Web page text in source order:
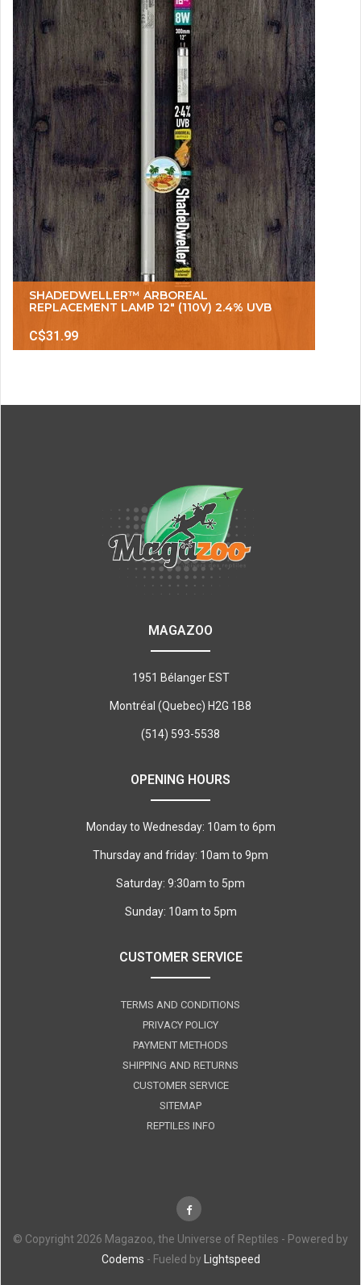
SHADEDWELLER™ ARBOREAL
REPLACEMENT LAMP 12" (110V) 2.4% UVB
C$31.99
MAGAZOO
1951 Bélanger EST
Montréal (Quebec) H2G 1B8
(514) 593-5538
OPENING HOURS
Monday to Wednesday: 10am to 6pm
Thursday and friday: 10am to 9pm
Saturday: 9:30am to 5pm
Sunday: 10am to 5pm
CUSTOMER SERVICE
TERMS AND CONDITIONS
PRIVACY POLICY
PAYMENT METHODS
SHIPPING AND RETURNS
CUSTOMER SERVICE
SITEMAP
REPTILES INFO
© Copyright 2026 Magazoo, the Universe of Reptiles - Powered by
Codems - Fueled by Lightspeed